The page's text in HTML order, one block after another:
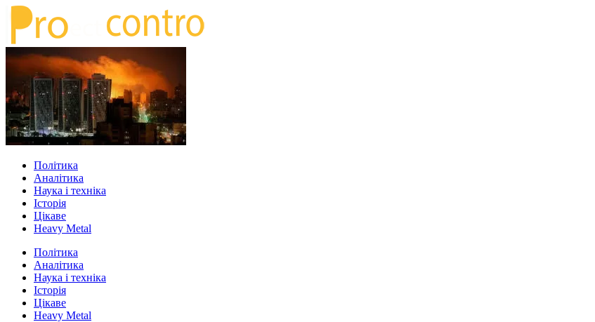
Політика
Аналітика
Наука і техніка
Історія
Цікаве
Heavy Metal
Політика
Аналітика
Наука і техніка
Історія
Цікаве
Heavy Metal